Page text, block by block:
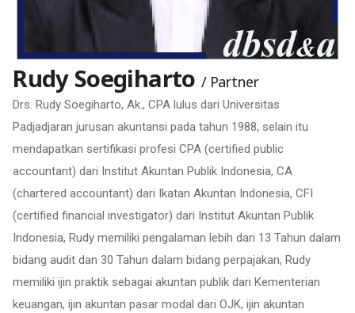
Rudy Soegiharto / Partner
Drs. Rudy Soegiharto, Ak., CPA lulus dari Universitas
Padjadjaran jurusan akuntansi pada tahun 1988, selain itu
mendapatkan sertifikasi profesi CPA (certified public
accountant) dari Institut Akuntan Publik Indonesia, CA
(chartered accountant) dari Ikatan Akuntan Indonesia,CFI
(certified financial investigator) dari Institut Akuntan Publik
Indonesia, Rudy memiliki pengalaman lebih dari 13 Tahun dalam
bidang audit dan 30 Tahun dalam bidang perpajakan, Rudy
memiliki ijin praktik sebagai akuntan publik dari Kementerian
keuangan, ijin akuntan pasar modal dari OJK, ijin akuntan